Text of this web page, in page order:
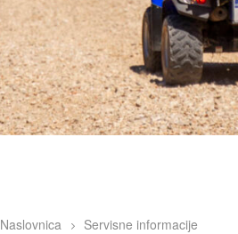
Naslovnica Servisne informacije